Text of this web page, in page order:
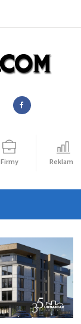
Firmy Reklama